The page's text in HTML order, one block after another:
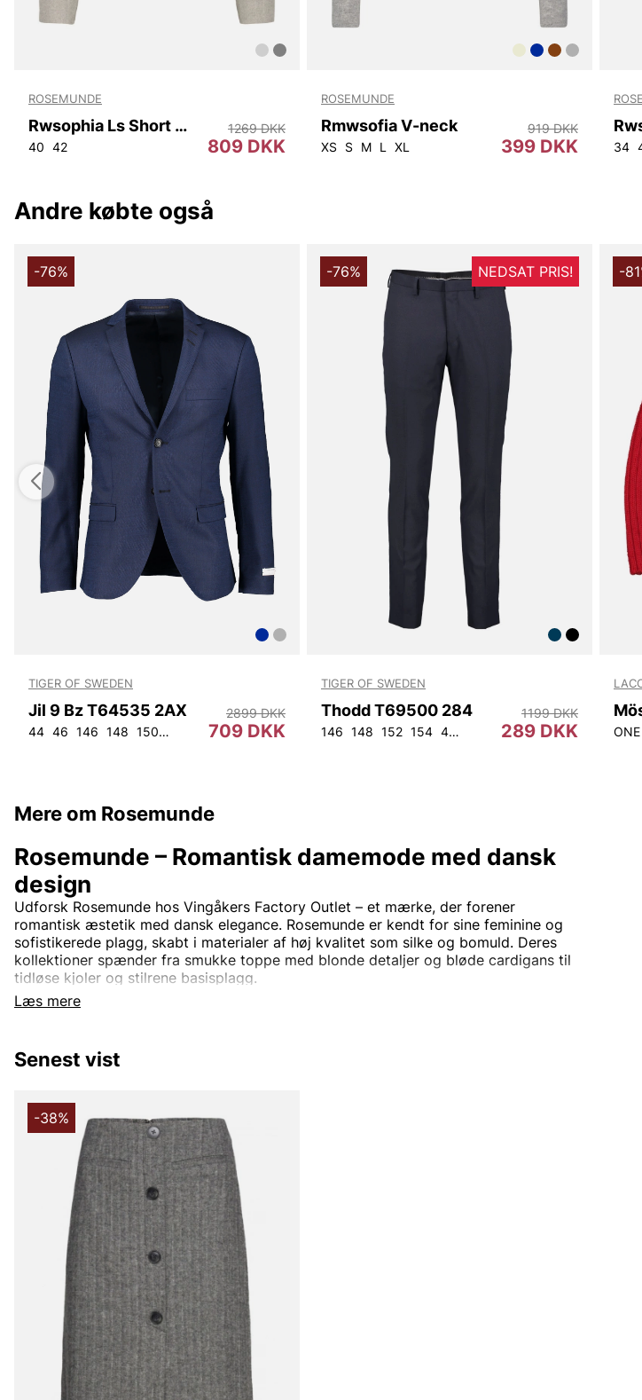
ROSEMUNDE
Rwsophia Ls Short Jacket
40 42 809 DKK
1269 DKK
ROSEMUNDE
Rmwsofia V-neck
XS S M L XL 399 DKK
919 DKK
34
Andre købte også
-76%
TIGER OF SWEDEN
Jil 9 Bz T64535 2AX
44 46 146 148 150 152 92 96 100 104 108
709 DKK
2899 DKK
-76% NEDSAT PRIS!
TIGER OF SWEDEN
Thodd T69500 284
146 148 152 154 44 48 50 52 54 92
289 DKK
1199 DKK
-
ONE
Mere om Rosemunde
Læs mere
Rosemunde – Romantisk damemode med dansk
design
Udforsk Rosemunde hos Vingåkers Factory Outlet – et mærke, der forener
romantisk æstetik med dansk elegance. Rosemunde er kendt for sine feminine og
sofistikerede plagg, skabt i materialer af høj kvalitet som silke og bomuld. Deres
kollektioner spænder fra smukke toppe med blonde detaljer og bløde cardigans til
tidløse kjoler og stilrene basisplagg.
Rosemunde-design er tidløs og passer perfekt til kvinder, der søger en balance
På Vingåkers Factory Outlet finder du et nøje udvalgt sortiment af Rosemunde til
fantastiske outletpriser. Lad dig inspirere af dansk design og opdater din garderobe
med feminint tøj, der aldrig går af mode.
Senest vist
-38%